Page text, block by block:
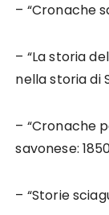
– “Cronache
– “La storia
nella storia di
– “Cronache
savonese:
– “Storie